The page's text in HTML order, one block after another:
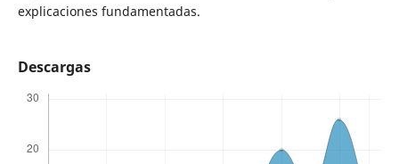
explicaciones fundamentadas.
Descargas